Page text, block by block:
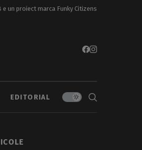
e un proiect marca Funky Citizens
EDITORIAL